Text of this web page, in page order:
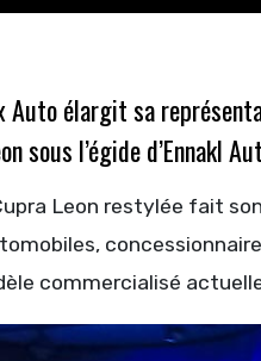
Auto élargit sa
sous l’égide d’Ennakl
Leon restylée fait
commercialisé